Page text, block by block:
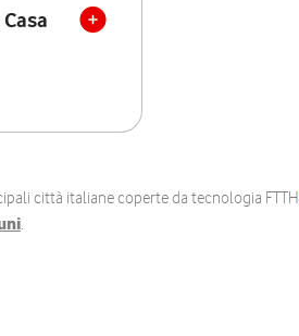
città italiane coperte da tecnologia FTTH
.